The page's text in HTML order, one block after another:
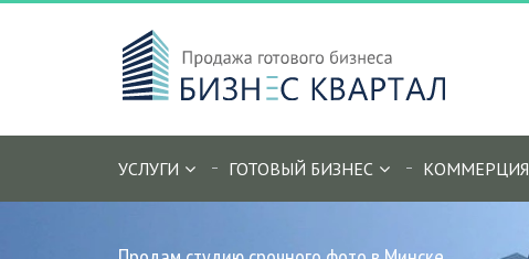
УСЛУГИ ГОТОВЫЙ БИЗНЕС КОММЕРЦИЯ